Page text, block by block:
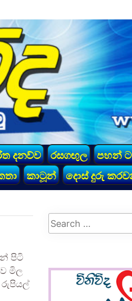
දනව්ව රසගඟුල පහන්
කාටූන් දොස් දුරු
පිටි
මිල
රුපියල්